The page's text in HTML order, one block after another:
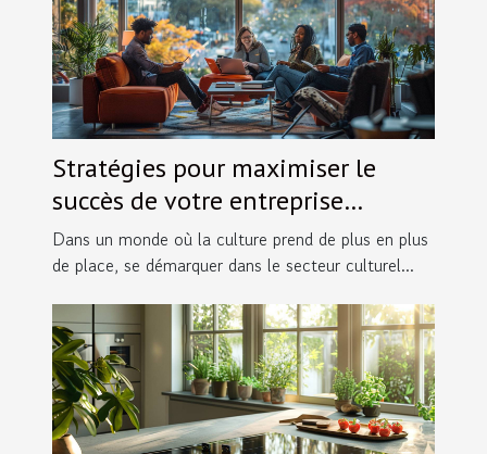
Stratégies pour maximiser le
succès de votre entreprise
culturelle
Dans un monde où la culture prend de plus en plus
de place, se démarquer dans le secteur culturel...